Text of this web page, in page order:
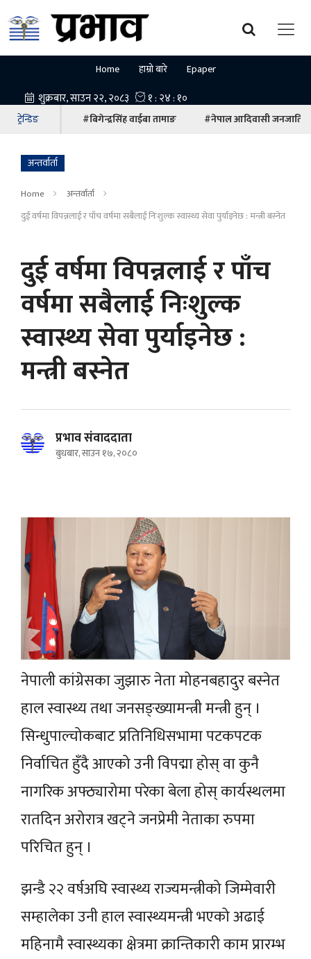
Home हाम्रो बारे Epaper
ट्रेन्डिङ #बिगेन्द्रसिंह वाईबा तामाङ #नेपाल आदिवासी जनजाति
अन्तर्वार्ता
Home
अन्तर्वार्ता
दुई वर्षमा विपन्नलाई र पाँच वर्षमा सबैलाई निःशुल्क स्वास्थ्य सेवा पुर्याइनेछ : मन्त्री बस्नेत
दुई वर्षमा विपन्नलाई र पाँच
वर्षमा सबैलाई निःशुल्क
स्वास्थ्य सेवा पुर्याइनेछ :
मन्त्री बस्नेत
प्रभाव संवाददाता
बुधबार, साउन १७, २०८०
नेपाली कांग्रेसका जुझारु नेता मोहनबहादुर बस्नेत
हाल स्वास्थ्य तथा जनसङ्ख्यामन्त्री मन्त्री हुन् ।
सिन्धुपाल्चोकबाट प्रतिनिधिसभामा पटकपटक
निर्वाचित हुँदै आएको उनी विपद्मा होस् वा कुनै
नागरिक अफ्ठ्यारोमा परेका बेला होस् कार्यस्थलमा
रातदिन अरोरात्र खट्ने जनप्रेमी नेताका रुपमा
परिचित हुन् ।
झन्डै २२ वर्षअघि स्वास्थ्य राज्यमन्त्रीको जिम्मेवारी
सम्हालेका उनी हाल स्वास्थ्यमन्त्री भएको अढाई
महिनामै स्वास्थ्यका क्षेत्रमा क्रान्तिकारी काम प्रारम्भ